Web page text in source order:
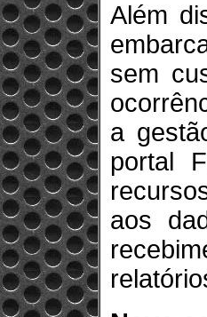
Além
sem
a
portal
aos